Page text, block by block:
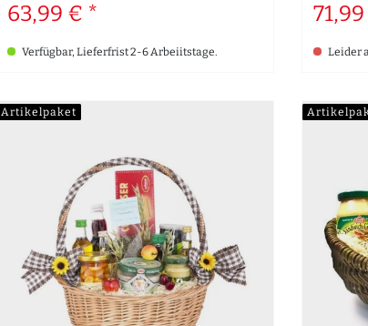
63,99 € *
Verfügbar, Lieferfrist 2-6 Arbeiitstage. Leider
Artikelpaket